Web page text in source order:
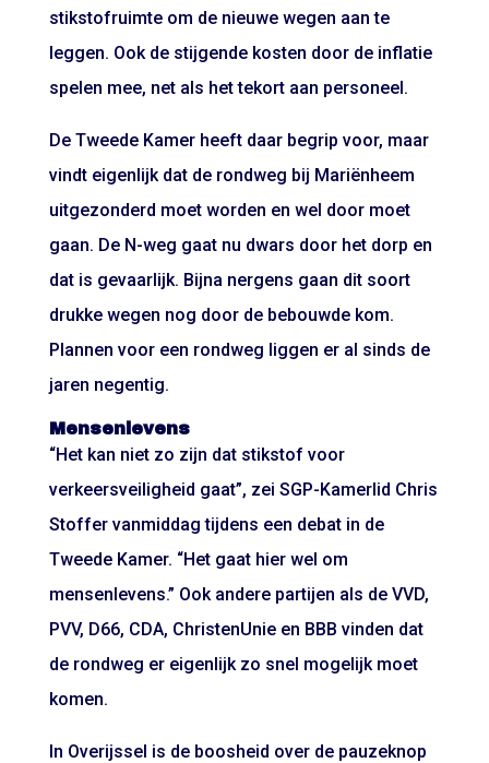
stikstofruimte om de nieuwe wegen aan te
leggen. Ook de stijgende kosten door de inflatie
spelen mee, net als het tekort aan personeel.
De Tweede Kamer heeft daar begrip voor, maar
vindt eigenlijk dat de rondweg bij Mariënheem
uitgezonderd moet worden en wel door moet
gaan. De N-weg gaat nu dwars door het dorp en
dat is gevaarlijk. Bijna nergens gaan dit soort
drukke wegen nog door de bebouwde kom.
Plannen voor een rondweg liggen er al sinds de
jaren negentig.
Mensenlevens
“Het kan niet zo zijn dat stikstof voor
verkeersveiligheid gaat”, zei SGP-Kamerlid Chris
Stoffer vanmiddag tijdens een debat in de
Tweede Kamer. “Het gaat hier wel om
mensenlevens.” Ook andere partijen als de VVD,
PVV, D66, CDA, ChristenUnie en BBB vinden dat
de rondweg er eigenlijk zo snel mogelijk moet
komen.
In Overijssel is de boosheid over de pauzeknop